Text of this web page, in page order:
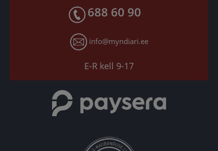
Toodete kohaletoimetamine688 60 90
info@myndiari.ee
E-R kell 9-17